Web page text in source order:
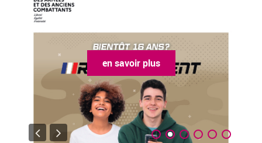
en savoir plus